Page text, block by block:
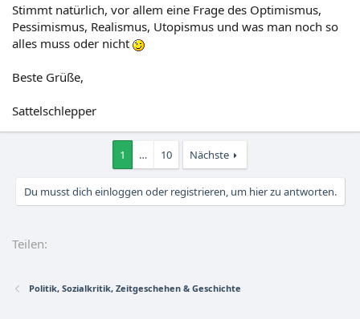
Stimmt natürlich, vor allem eine Frage des Optimismus,
Pessimismus, Realismus, Utopismus und was man noch so
alles muss oder nicht
Beste Grüße,
Sattelschlepper
1 … 10 Nächste
Du musst dich einloggen oder registrieren, um hier zu antworten.
Teilen:
Politik, Sozialkritik, Zeitgeschehen & Geschichte